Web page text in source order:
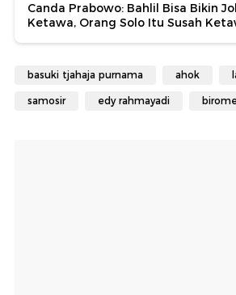
Canda Prabowo: Bahlil Bisa Bikin
Ketawa, Orang Solo Itu Susah
basuki tjahaja purnama ahok
samosir edy rahmayadi